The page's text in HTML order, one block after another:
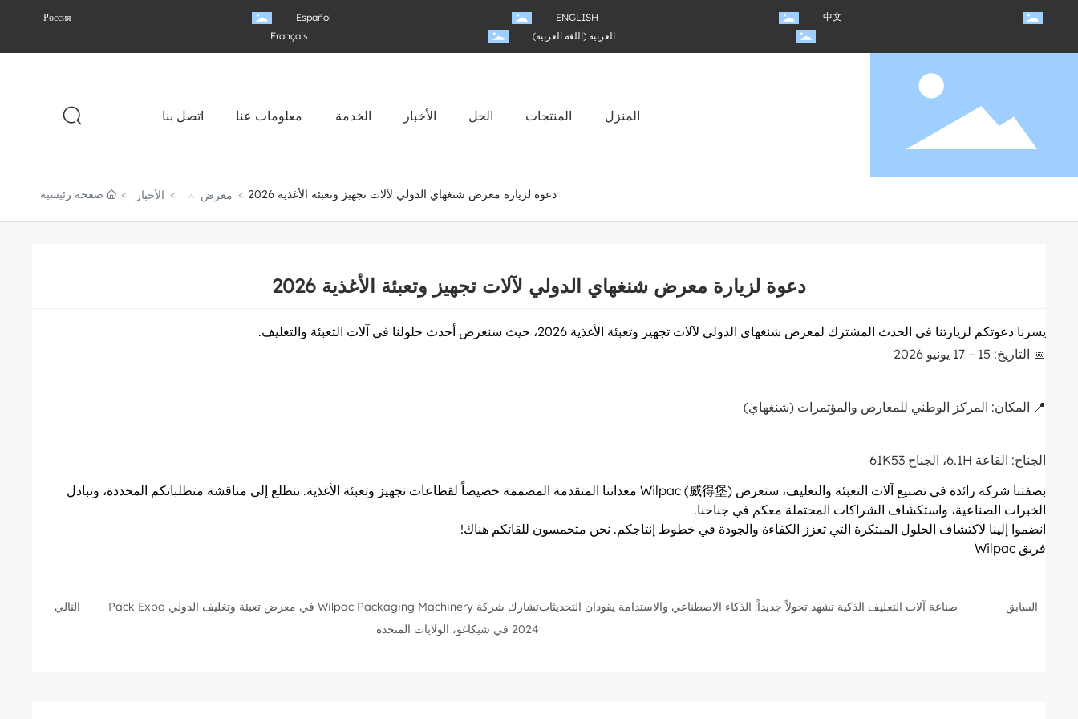
中文
ENGLISH
Español
Россия
العربية (اللغة العربية)
Français
المنزل المنتجات الحل الأخبار الخدمة معلومات عنا
اتصل بنا
أخبار الصناعة
صفحة رئيسية الأخبار معرض دعوة لزيارة معرض شنغهاي الدولي لآلات تجهيز وتعبئة الأغذية 2026
دعوة لزيارة معرض شنغهاي الدولي لآلات تجهيز وتعبئة الأغذية 2026
يسرنا دعوتكم لزيارتنا في الحدث المشترك لمعرض شنغهاي الدولي لآلات تجهيز وتعبئة الأغذية 2026
، حيث سنعرض أحدث حلولنا في آلات التعبئة والتغليف.
📅 التاريخ: 15 – 17 يونيو 2026
📍 المكان: المركز الوطني للمعارض والمؤتمرات (شنغهاي)
الجناح: القاعة 6.1H، الجناح 61K53
بصفتنا شركة رائدة في تصنيع آلات التعبئة والتغليف، ستعرض Wilpac (威得堡) معداتنا المتقدمة المصممة خصيصاً لقطاعات تجهيز وتعبئة الأغذية. نتطلع إلى مناقشة متطلباتكم المحددة، وتبادل
الخبرات الصناعية، واستكشاف الشراكات المحتملة معكم في جناحنا.
انضموا إلينا لاكتشاف الحلول المبتكرة التي تعزز الكفاءة والجودة في خطوط إنتاجكم. نحن متحمسون للقائكم هناك!
فريق Wilpac
السابق صناعة آلات التغليف الذكية تشهد تحولاً جديداً: الذكاء الاصطناعي والاستدامة يقودان التحديثات
تشارك شركة Wilpac Packaging Machinery في معرض تعبئة وتغليف الدولي Pack Expo
2024 في شيكاغو، الولايات المتحدة
التالي